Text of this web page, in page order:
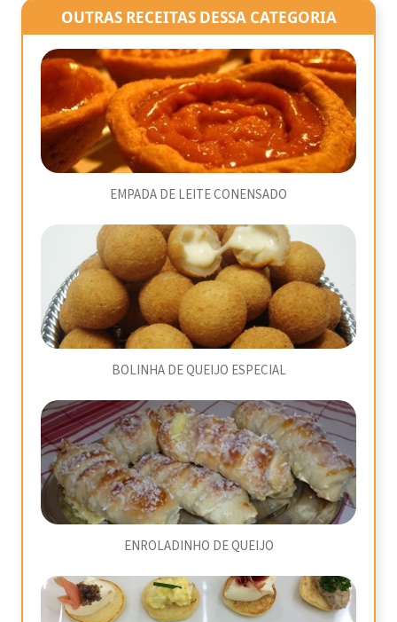
OUTRAS RECEITAS DESSA CATEGORIA
EMPADA DE LEITE CONENSADO
BOLINHA DE QUEIJO ESPECIAL
ENROLADINHO DE QUEIJO